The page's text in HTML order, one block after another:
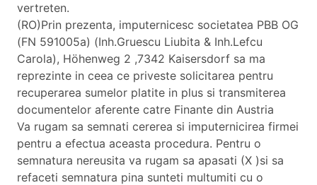
vertreten.
(RO)Prin prezenta, imputernicesc societatea PBB OG
(FN 591005a) (Inh.Gruescu Liubita & Inh.Lefcu
Carola), Höhenweg 2 ,7342 Kaisersdorf sa ma
reprezinte in ceea ce priveste solicitarea pentru
recuperarea sumelor platite in plus si transmiterea
documentelor aferente catre Finante din Austria
Va rugam sa semnati cererea si imputernicirea firmei
pentru a efectua aceasta procedura. Pentru o
semnatura nereusita va rugam sa apasati (X )si sa
refaceti semnatura pina sunteti multumiti cu o